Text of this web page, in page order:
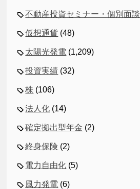
不動産投資セミナー・個別面談
仮想通貨 (48)
太陽光発電 (1,209)
投資実績 (32)
株 (106)
法人化 (14)
確定拠出型年金 (2)
終身保険 (2)
電力自由化 (5)
風力発電 (6)